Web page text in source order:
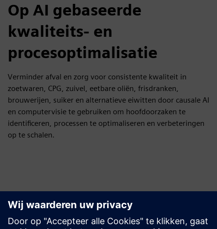
Op AI gebaseerde
kwaliteits- en
procesoptimalisatie
Verminder afval en zorg voor consistente kwaliteit in
zoetwaren, CPG, zuivel, eetbare oliën, frisdranken,
brouwerijen, suiker en alternatieve eiwitten door causale AI
en computervisie te gebruiken om hoofdoorzaken te
identificeren, processen te optimaliseren en verbeteringen
op te schalen.
Ontdek bronnen en
gerelateerde producten